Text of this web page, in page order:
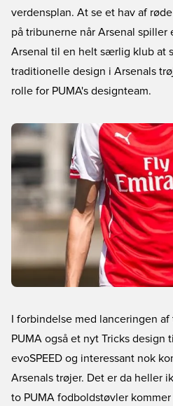
verdensplan. At se et hav af
på tribunerne når Arsenal spiller
Arsenal til en helt særlig klub at
traditionelle design i Arsenals
rolle for PUMA's designteam.
I forbindelse med lanceringen
PUMA også et nyt Tricks design
evoSPEED og interessant nok
Arsenals trøjer. Det er da heller
to PUMA fodboldstøvler